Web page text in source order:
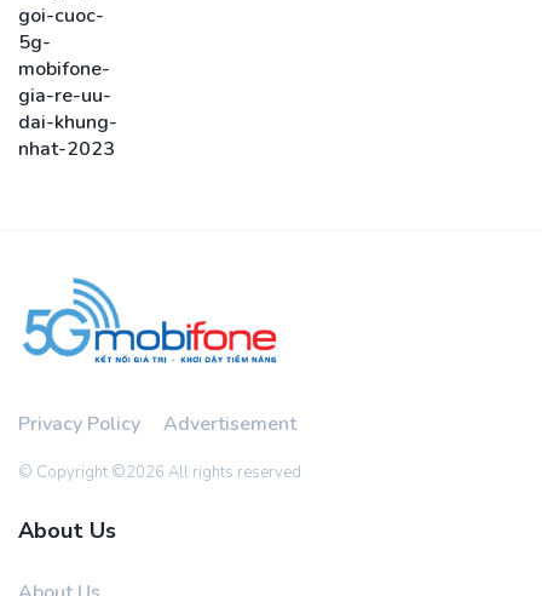
Privacy Policy Advertisement
© Copyright ©2026 All rights reserved
About Us